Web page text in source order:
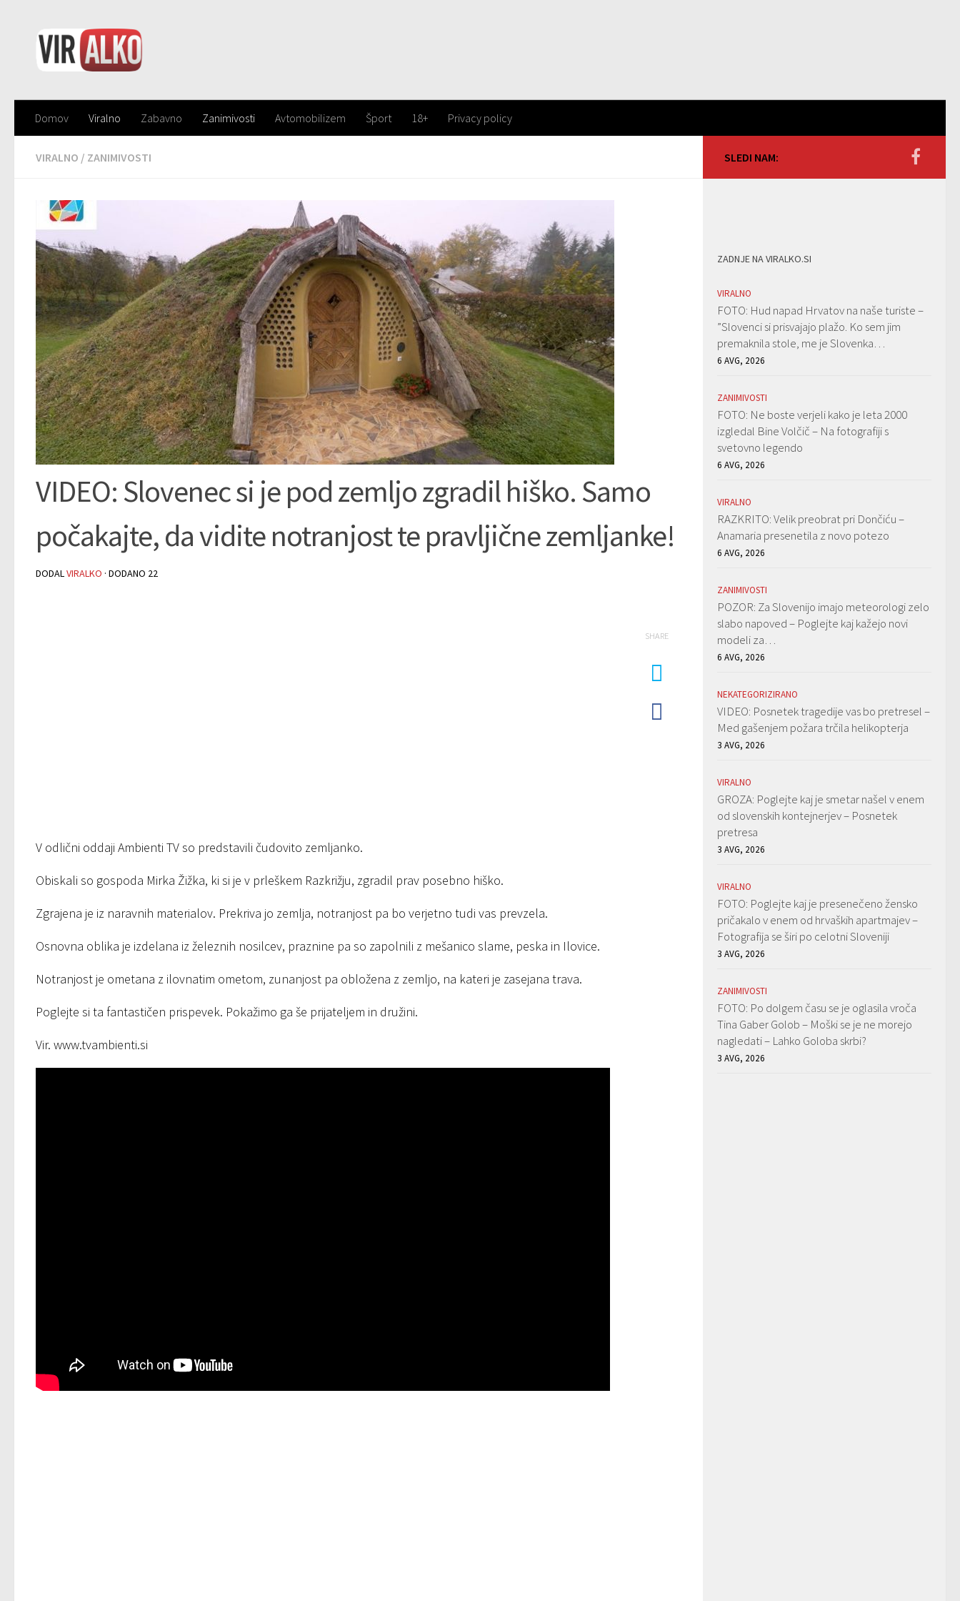
Domov Viralno Zabavno Zanimivosti Avtomobilizem Šport 18+ Privacy policy
VIRALNO / ZANIMIVOSTI
VIDEO: Slovenec si je pod zemljo zgradil hiško. Samo
počakajte, da vidite notranjost te pravljične zemljanke!
DODALVIRALKO · DODANO 22
V odlični oddaji Ambienti TV so predstavili čudovito zemljanko.
Obiskali so gospoda Mirka Žižka, ki si je v prleškem Razkrižju, zgradil prav posebno hiško.
Zgrajena je iz naravnih materialov. Prekriva jo zemlja, notranjost pa bo verjetno tudi vas prevzela.
Osnovna oblika je izdelana iz železnih nosilcev, praznine pa so zapolnili z mešanico slame, peska in Ilovice.
Notranjost je ometana z ilovnatim ometom, zunanjost pa obložena z zemljo, na kateri je zasejana trava.
Poglejte si ta fantastičen prispevek. Pokažimo ga še prijateljem in družini.
Vir. www.tvambienti.si
SHARE
SLEDI NAM:
ZADNJE NA VIRALKO.SI
VIRALNO
FOTO: Hud napad Hrvatov na naše turiste –
”Slovenci si prisvajajo plažo. Ko sem jim
premaknila stole, me je Slovenka…
6 AVG, 2026
ZANIMIVOSTI
FOTO: Ne boste verjeli kako je leta 2000
izgledal Bine Volčič – Na fotografiji s
svetovno legendo
6 AVG, 2026
VIRALNO
RAZKRITO: Velik preobrat pri Dončiću –
Anamaria presenetila z novo potezo
6 AVG, 2026
ZANIMIVOSTI
POZOR: Za Slovenijo imajo meteorologi zelo
slabo napoved – Poglejte kaj kažejo novi
modeli za…
6 AVG, 2026
NEKATEGORIZIRANO
VIDEO: Posnetek tragedije vas bo pretresel –
Med gašenjem požara trčila helikopterja
3 AVG, 2026
VIRALNO
GROZA: Poglejte kaj je smetar našel v enem
od slovenskih kontejnerjev – Posnetek
pretresa
3 AVG, 2026
VIRALNO
FOTO: Poglejte kaj je presenečeno žensko
pričakalo v enem od hrvaških apartmajev –
Fotografija se širi po celotni Sloveniji
3 AVG, 2026
ZANIMIVOSTI
FOTO: Po dolgem času se je oglasila vroča
Tina Gaber Golob – Moški se je ne morejo
nagledati – Lahko Goloba skrbi?
3 AVG, 2026